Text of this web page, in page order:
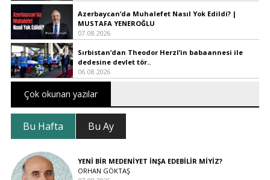
Azerbaycan’da Muhalefet Nasıl Yok Edildi? |
MUSTAFA YENEROĞLU
07.08.2026
Sırbistan’dan Theodor Herzl’in babaannesi ile
dedesine devlet tör..
06.08.2026
Çok okunan yazılar
Bu Hafta Bu Ay
YENİ BİR MEDENİYET İNŞA EDEBİLİR MİYİZ?
ORHAN GÖKTAŞ